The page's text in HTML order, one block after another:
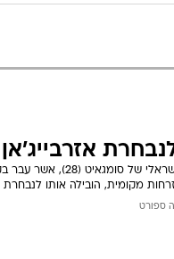
אזרבייג'אן
יכולתו המרשימה של קשרה הישראלי של סומגאיט (28),
מקומית, הובילה אותו לנבחרת
ספורט